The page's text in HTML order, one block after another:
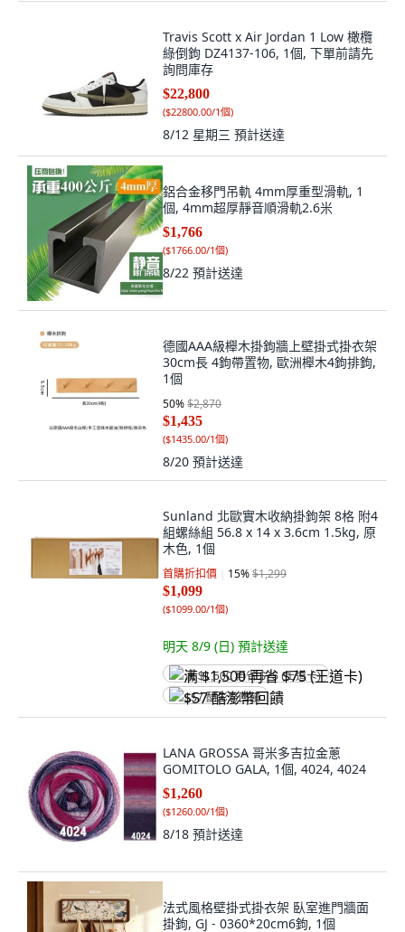
Travis Scott x Air Jordan 1 Low 橄欖
綠倒鉤 DZ4137-106, 1個, 下單前請先
詢問庫存
$22,800
($22800.00/1個)
8/12 星期三 預計送達
鋁合金移門吊軌 4mm厚重型滑軌, 1
個, 4mm超厚靜音順滑軌2.6米
$1,766
($1766.00/1個)
8/22 預計送達
德國AAA級櫸木掛鉤牆上壁掛式掛衣架
30cm長 4鉤帶置物, 歐洲櫸木4鉤排鉤,
1個
50%$2,870
$1,435
($1435.00/1個)
8/20 預計送達
Sunland 北歐實木收納掛鉤架 8格 附4
組螺絲組 56.8 x 14 x 3.6cm 1.5kg, 原
木色, 1個
首購折扣價 15%$1,299
$1,099
($1099.00/1個)
明天 8/9 (日) 預計送達
满 $1,500 再省 $75 (王道卡)
$57 酷澎幣回饋
LANA GROSSA 哥米多吉拉金蔥
GOMITOLO GALA, 1個, 4024, 4024
$1,260
($1260.00/1個)
8/18 預計送達
法式風格壁掛式掛衣架 臥室進門牆面
掛鉤, GJ - 0360*20cm6鉤, 1個